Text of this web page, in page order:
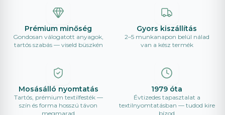
Prémium minőség
Gondosan válogatott anyagok,
tartós szabás — viseld büszkén
Gyors kiszállítás
2–5 munkanapon belül nálad
van a kész termék
Mosásálló nyomtatás
Tartós, prémium textilfesték —
szín és forma hosszú távon
megmarad
1979 óta
Évtizedes tapasztalat a
textilnyomtatásban — tudod kire
bízod